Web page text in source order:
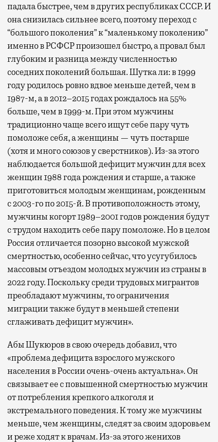
падала быстрее, чем в других республиках СССР. И
она снизилась сильнее всего, поэтому переход с
“большого поколения” к “маленькому поколению”
именно в РСФСР произошел быстро, а провал был
глубоким и разница между численностью
соседних поколений большая. Шутка ли: в 1999
году родилось ровно вдвое меньше детей, чем в
1987-м, а в 2012–2015 годах рождалось на 55%
больше, чем в 1999-м. При этом мужчины
традиционно чаще всего ищут себе пару чуть
помоложе себя, а женщины — чуть постарше
(хотя и много союзов у сверстников). Из-за этого
наблюдается большой дефицит мужчин для всех
женщин 1988 года рождения и старше, а также
приготовиться молодым женщинам, рожденным
с 2003-го по 2015-й. В противоположность этому,
мужчины когорт 1989–2001 годов рождения будут
с трудом находить себе пару помоложе. Но в целом
Россия отличается позорно высокой мужской
смертностью, особенно сейчас, что усугубилось
массовым отъездом молодых мужчин из страны в
2022 году. Поскольку среди трудовых мигрантов
преобладают мужчины, то ограничения
миграции также будут в меньшей степени
сглаживать дефицит мужчин».
Абы Шукюров в свою очередь добавил, что
«проблема дефицита взрослого мужского
населения в России очень-очень актуальна». Он
связывает ее с повышенной смертностью мужчин
от потребления крепкого алкоголя и
экстремального поведения. К тому же мужчины
меньше, чем женщины, следят за своим здоровьем
и реже ходят к врачам. Из-за этого женихов